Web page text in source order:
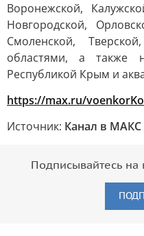
Воронежской,
Новгородской,
Смоленской,
областями, а также
Республикой Крым и
https://max.ru/
Источник: Канал в МАКС
Подписывайтесь на